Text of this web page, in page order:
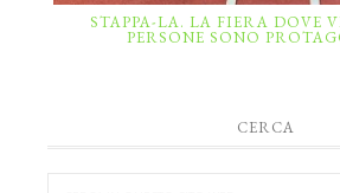
STAPPA-LA. LA FIERA DOVE
PERSONE SONO
CERCA